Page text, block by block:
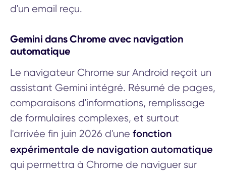
d'un email reçu.
Gemini dans Chrome avec navigation
automatique
Le navigateur Chrome sur Android reçoit un
assistant Gemini intégré. Résumé de pages,
comparaisons d'informations, remplissage
de formulaires complexes, et surtout
l'arrivée fin juin 2026 d'une fonction
expérimentale de navigation automatique
qui permettra à Chrome de naviguer sur